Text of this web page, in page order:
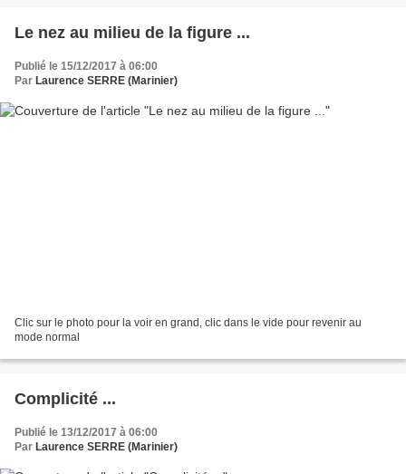
Le nez au milieu de la figure ...
Publié le 15/12/2017 à 06:00
Par Laurence SERRE (Marinier)
Clic sur le photo pour la voir en grand, clic dans le vide pour revenir au
mode normal
Complicité ...
Publié le 13/12/2017 à 06:00
Par Laurence SERRE (Marinier)